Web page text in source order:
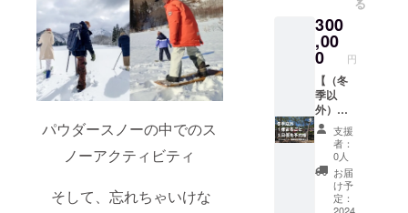
パウダースノーの中でのス
ノーアクティビティ
そして、忘れちゃいけな
受取り
日から1
年間
円以
内）は
価格に
含まれ
ます。
旅費の
上限を
超える
場合
は、別
途ご請
求させ
ていた
棟まる
ごと優
先予約
権で
す。こ
のリ
ターン
を支援
してく
れた方
は、宿
完成後
に宿泊
300
,00
0 円
【（冬
季以
外）１
棟まる
ごと3日
優先予
約権
（フジ
ロッ
支援
者：
0人
お届
け予
定：